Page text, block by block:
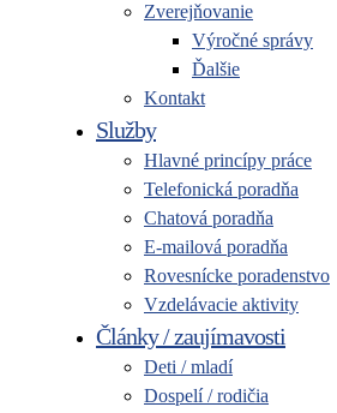
Zverejňovanie
Výročné správy
Ďalšie
Kontakt
Služby
Hlavné princípy práce
Telefonická poradňa
Chatová poradňa
E-mailová poradňa
Rovesnícke poradenstvo
Vzdelávacie aktivity
Články / zaujímavosti
Deti / mladí
Dospelí / rodičia